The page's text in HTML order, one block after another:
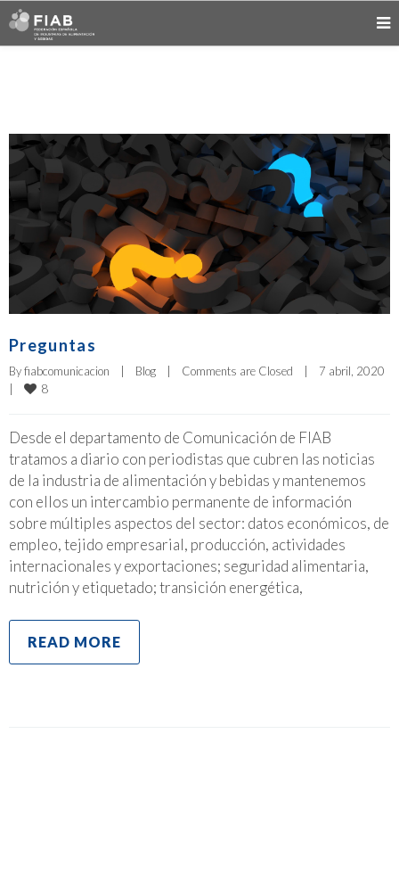
Preguntas
By fiabcomunicacion Blog Comments are Closed
8
Desde el departamento de Comunicación de FIAB
tratamos a diario con periodistas que cubren las noticias
de la industria de alimentación y bebidas y mantenemos
con ellos un intercambio permanente de información
sobre múltiples aspectos del sector: datos económicos, de
empleo, tejido empresarial, producción, actividades
internacionales y exportaciones; seguridad alimentaria,
nutrición y etiquetado; transición energética,
READ MORE